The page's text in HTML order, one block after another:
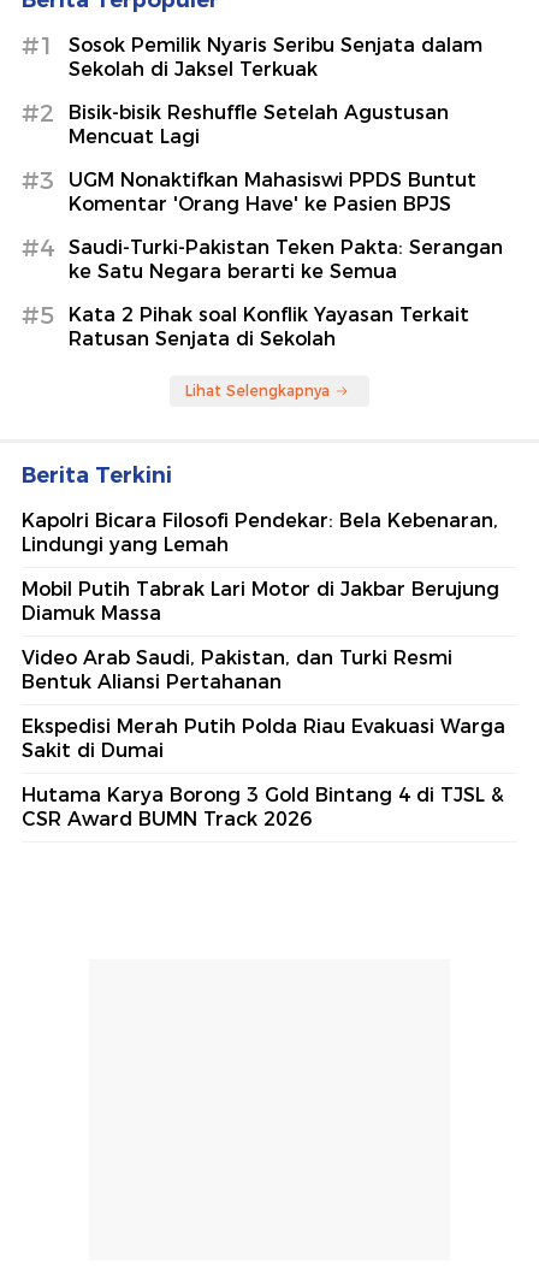
#1
Sosok Pemilik Nyaris Seribu Senjata dalam
Sekolah di Jaksel Terkuak
#2
Bisik-bisik Reshuffle Setelah Agustusan
Mencuat Lagi
#3
UGM Nonaktifkan Mahasiswi PPDS Buntut
Komentar 'Orang Have' ke Pasien BPJS
#4
Saudi-Turki-Pakistan Teken Pakta: Serangan
ke Satu Negara berarti ke Semua
#5
Kata 2 Pihak soal Konflik Yayasan Terkait
Ratusan Senjata di Sekolah
Lihat Selengkapnya
Berita Terkini
Kapolri Bicara Filosofi Pendekar: Bela Kebenaran,
Lindungi yang Lemah
Mobil Putih Tabrak Lari Motor di Jakbar Berujung
Diamuk Massa
Video Arab Saudi, Pakistan, dan Turki Resmi
Bentuk Aliansi Pertahanan
Ekspedisi Merah Putih Polda Riau Evakuasi Warga
Sakit di Dumai
Hutama Karya Borong 3 Gold Bintang 4 di TJSL &
CSR Award BUMN Track 2026